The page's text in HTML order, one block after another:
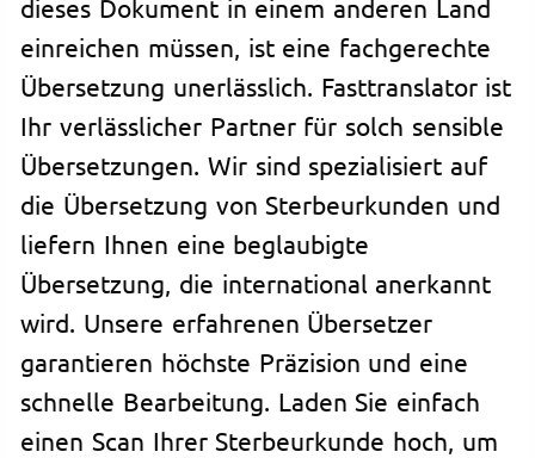
dieses Dokument in einem anderen Land
einreichen müssen, ist eine fachgerechte
Übersetzung unerlässlich. Fasttranslator ist
Ihr verlässlicher Partner für solch sensible
Übersetzungen. Wir sind spezialisiert auf
die Übersetzung von Sterbeurkunden und
liefern Ihnen eine beglaubigte
Übersetzung, die international anerkannt
wird. Unsere erfahrenen Übersetzer
garantieren höchste Präzision und eine
schnelle Bearbeitung. Laden Sie einfach
einen Scan Ihrer Sterbeurkunde hoch, um